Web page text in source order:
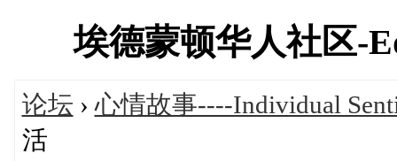
埃德蒙顿华人社区-
论坛 ›心情故事----Individual
活